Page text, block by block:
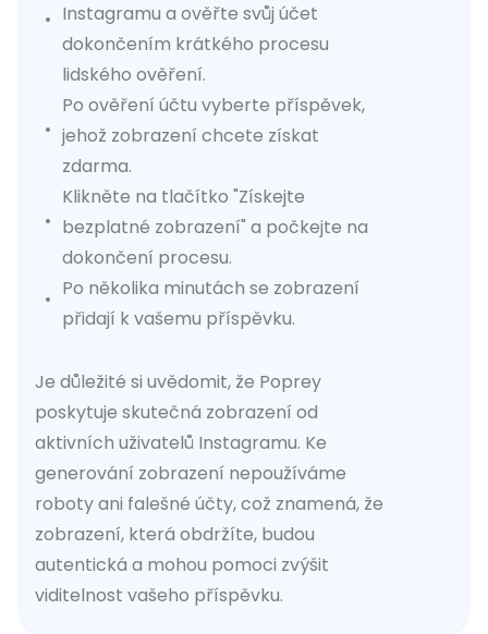
Instagramu a ověřte svůj účet
dokončením krátkého procesu
lidského ověření.
Po ověření účtu vyberte příspěvek,
jehož zobrazení chcete získat
zdarma.
Klikněte na tlačítko "Získejte
bezplatné zobrazení" a počkejte na
dokončení procesu.
Po několika minutách se zobrazení
přidají k vašemu příspěvku.
Je důležité si uvědomit, že Poprey
poskytuje skutečná zobrazení od
aktivních uživatelů Instagramu. Ke
generování zobrazení nepoužíváme
roboty ani falešné účty, což znamená, že
zobrazení, která obdržíte, budou
autentická a mohou pomoci zvýšit
viditelnost vašeho příspěvku.